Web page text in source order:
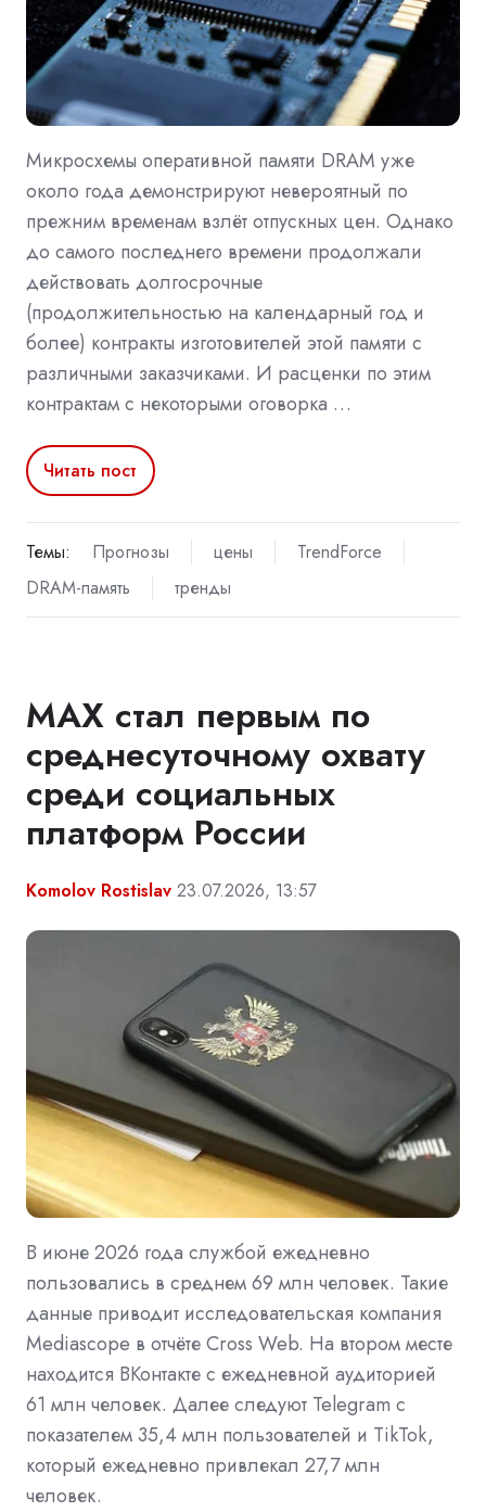
Микросхемы оперативной памяти DRAM уже
около года демонстрируют невероятный по
прежним временам взлёт отпускных цен. Однако
до самого последнего времени продолжали
действовать долгосрочные
(продолжительностью на календарный год и
более) контракты изготовителей этой памяти с
различными заказчиками. И расценки по этим
контрактам с некоторыми оговорка …
Читать пост
Темы: Прогнозы цены
TrendForce
DRAM-память
тренды
MAX стал первым по
среднесуточному охвату
среди социальных
платформ России
Komolov Rostislav 23.07.2026, 13:57
В июне 2026 года службой ежедневно
пользовались в среднем 69 млн человек. Такие
данные приводит исследовательская компания
Mediascope в отчёте Cross Web. На втором месте
находится ВКонтакте с ежедневной аудиторией
61 млн человек. Далее следуют Telegram с
показателем 35,4 млн пользователей и TikTok,
который ежедневно привлекал 27,7 млн
человек.